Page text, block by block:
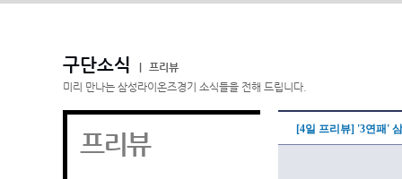
구단소식
프리뷰
미리 만나는 삼성라이온즈경기 소식들을 전해 드립니다.
프리뷰 [4일 프리뷰] '3연패'